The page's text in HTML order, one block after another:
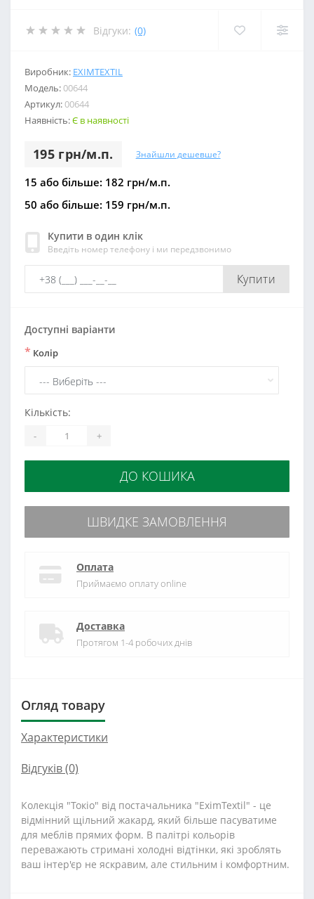
Відгуки: (0)
Виробник: EXIMTEXTIL
Модель:00644
Артикул:00644
Наявність:Є в наявності
195 грн/м.п. Знайшли дешевше?
15 або більше: 182 грн/м.п.
50 або більше: 159 грн/м.п.
Купити в один клік
Введіть номер телефону і ми передзвонимо
Купити
Доступні варіанти
* Колір
Кількість:
- +
ДО КОШИКА
ШВИДКЕ ЗАМОВЛЕННЯ
Оплата
Приймаємо оплату online
Доставка
Протягом 1-4 робочих днів
Огляд товару
Характеристики
Відгуків (0)
Колекція "Токіо" від постачальника "EximTextil" - це
відмінний щільний жакард, який більше пасуватиме
для меблів прямих форм. В палітрі кольорів
переважають стримані холодні відтінки, які зроблять
ваш інтер'єр не яскравим, але стильним і комфортним.